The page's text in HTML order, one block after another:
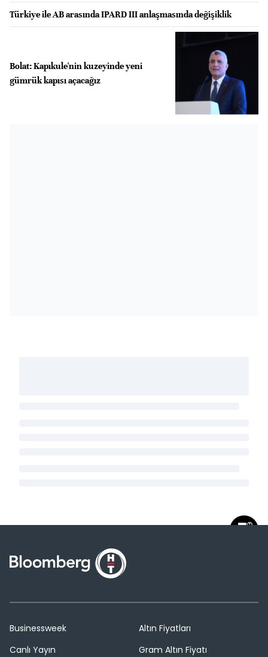
Türkiye ile AB arasında IPARD III anlaşmasında değişiklik
Bolat: Kapıkule'nin kuzeyinde yeni
gümrük kapısı açacağız
Businessweek
Canlı Yayın
Altın Fiyatları
Gram Altın Fiyatı